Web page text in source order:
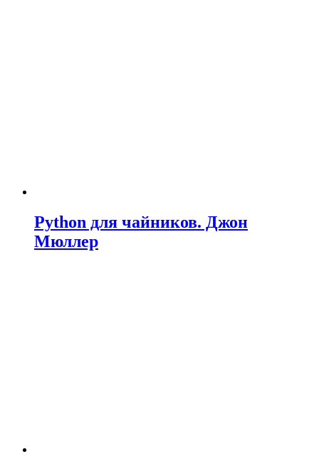
Python для чайников. Джон
Мюллер